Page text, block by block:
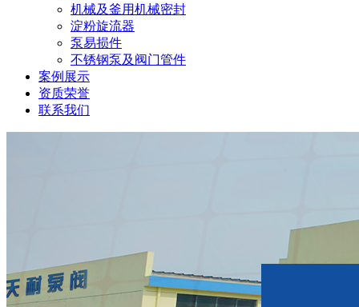
机械及釜用机械密封
淀粉旋流器
泵易损件
不锈钢泵及阀门管件
案例展示
资质荣誉
联系我们